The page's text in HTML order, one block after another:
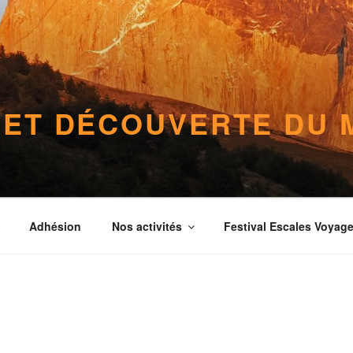
DÉCOUVERTE DU
Adhésion Nos activités Festival Escales